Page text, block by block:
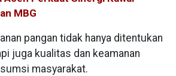
MBG
pangan tidak hanya ditentukan
juga kualitas dan keamanan
masyarakat.